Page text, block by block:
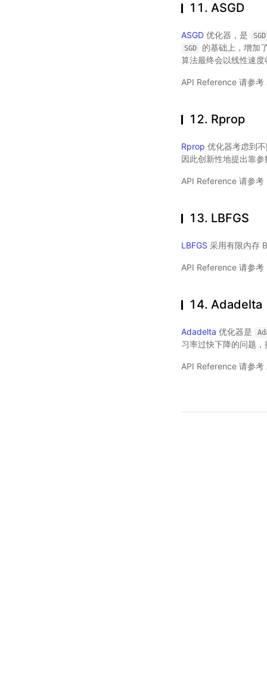
11. ASGD
ASGD 优化器，是
SGD
SGD
的基础上，增加
算法最终会以线性速
API Reference 请参考
12. Rprop
Rprop 优化器考虑到
因此创新性地提出靠
API Reference 请参考
13. LBFGS
LBFGS 采用有限内存
API Reference 请参考
14. Adadelta
Adadelta 优化器是
习率过快下降的问题
API Reference 请参考